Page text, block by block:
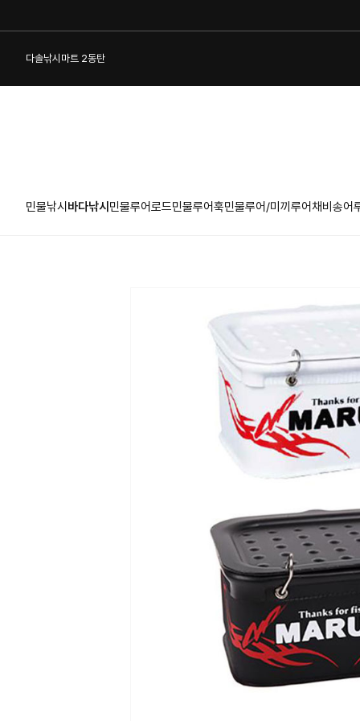
다솔낚시마트 2동탄
민물낚시 바다낚시 민물루어로드민물루어훅민물루어/미끼 루어채비 송어